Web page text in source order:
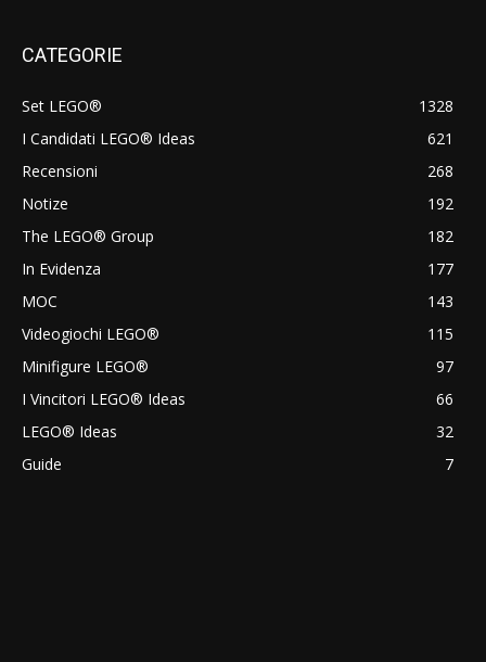
CATEGORIE
Set LEGO®
1328
I Candidati LEGO® Ideas
621
Recensioni
268
Notize
192
The LEGO® Group
182
In Evidenza
177
MOC
143
Videogiochi LEGO®
115
Minifigure LEGO®
97
I Vincitori LEGO® Ideas
66
LEGO® Ideas
32
Guide
7